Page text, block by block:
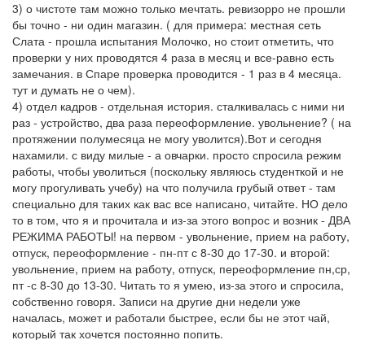
3) о чистоте там можно только мечтать. ревизорро не прошли
бы точно - ни один магазин. ( для примера: местная сеть
Слата - прошла испытания Молочко, но стоит отметить, что
проверки у них проводятся 4 раза в месяц и все-равно есть
замечания. в Спаре проверка проводится - 1 раз в 4 месяца.
тут и думать не о чем).
4) отдел кадров - отдельная история. сталкивалась с ними ни
раз - устройство, два раза переоформление. увольнение? ( на
протяжении полумесяца не могу уволится).Вот и сегодня
нахамили. с виду милые - а овчарки. просто спросила режим
работы, чтобы уволиться (поскольку являюсь студенткой и не
могу прогуливать учебу) на что получила грубый ответ - там
специально для таких как вас все написано, читайте. НО дело
то в том, что я и прочитала и из-за этого вопрос и возник - ДВА
РЕЖИМА РАБОТЫ! на первом - увольнение, прием на работу,
отпуск, переоформление - пн-пт с 8-30 до 17-30. и второй:
увольнение, прием на работу, отпуск, переоформление пн,ср,
пт -с 8-30 до 13-30. Читать то я умею, из-за этого и спросила,
собственно говоря. Записи на другие дни недели уже
началась, может и работали быстрее, если бы не этот чай,
который так хочется постоянно попить.